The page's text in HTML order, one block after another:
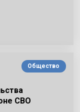
Общество
СВО